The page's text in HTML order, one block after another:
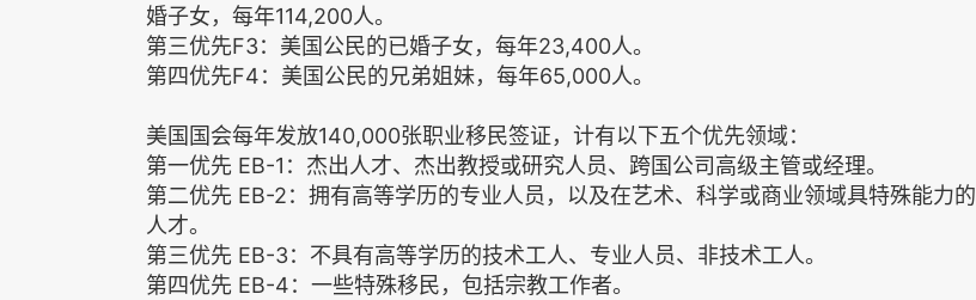
婚子女，每年114,200人。
第三优先F3：美国公民的已婚子女，每年23,400人。
第四优先F4：美国公民的兄弟姐妹，每年65,000人。
美国国会每年发放140,000张职业移民签证，计有以下五个优先领域：
第一优先 EB-1：杰出人才、杰出教授或研究人员、跨国公司高级主管或经理。
第二优先 EB-2：拥有高等学历的专业人员，以及在艺术、科学或商业领域具特殊能力的
人才。
第三优先 EB-3：不具有高等学历的技术工人、专业人员、非技术工人。
第四优先 EB-4：一些特殊移民，包括宗教工作者。